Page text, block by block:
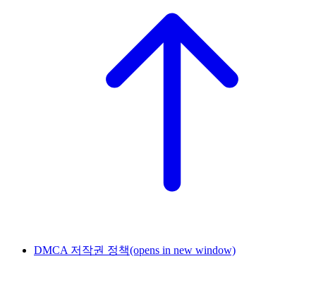
DMCA 저작권 정책(opens in new window)